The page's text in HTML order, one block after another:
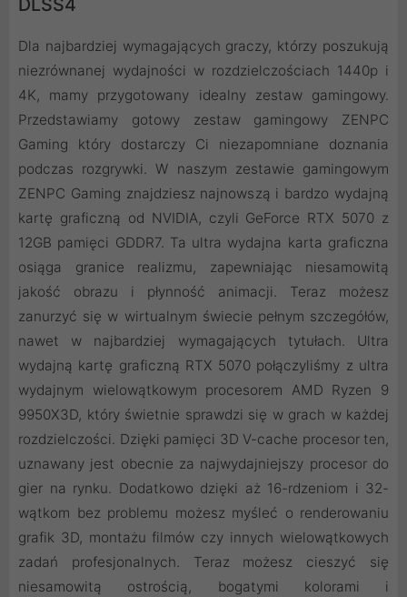
DLSS4
Dla najbardziej wymagających graczy, którzy poszukują
niezrównanej wydajności w rozdzielczościach 1440p i
4K, mamy przygotowany idealny zestaw gamingowy.
Przedstawiamy gotowy zestaw gamingowy ZENPC
Gaming który dostarczy Ci niezapomniane doznania
podczas rozgrywki. W naszym zestawie gamingowym
ZENPC Gaming znajdziesz najnowszą i bardzo wydajną
kartę graficzną od NVIDIA, czyli GeForce RTX 5070 z
12GB pamięci GDDR7. Ta ultra wydajna karta graficzna
osiąga granice realizmu, zapewniając niesamowitą
jakość obrazu i płynność animacji. Teraz możesz
zanurzyć się w wirtualnym świecie pełnym szczegółów,
nawet w najbardziej wymagających tytułach. Ultra
wydajną kartę graficzną RTX 5070 połączyliśmy z ultra
wydajnym wielowątkowym procesorem AMD Ryzen 9
9950X3D, który świetnie sprawdzi się w grach w każdej
rozdzielczości. Dzięki pamięci 3D V-cache procesor ten,
uznawany jest obecnie za najwydajniejszy procesor do
gier na rynku. Dodatkowo dzięki aż 16-rdzeniom i 32-
wątkom bez problemu możesz myśleć o renderowaniu
grafik 3D, montażu filmów czy innych wielowątkowych
zadań profesjonalnych. Teraz możesz cieszyć się
niesamowitą ostrością, bogatymi kolorami i